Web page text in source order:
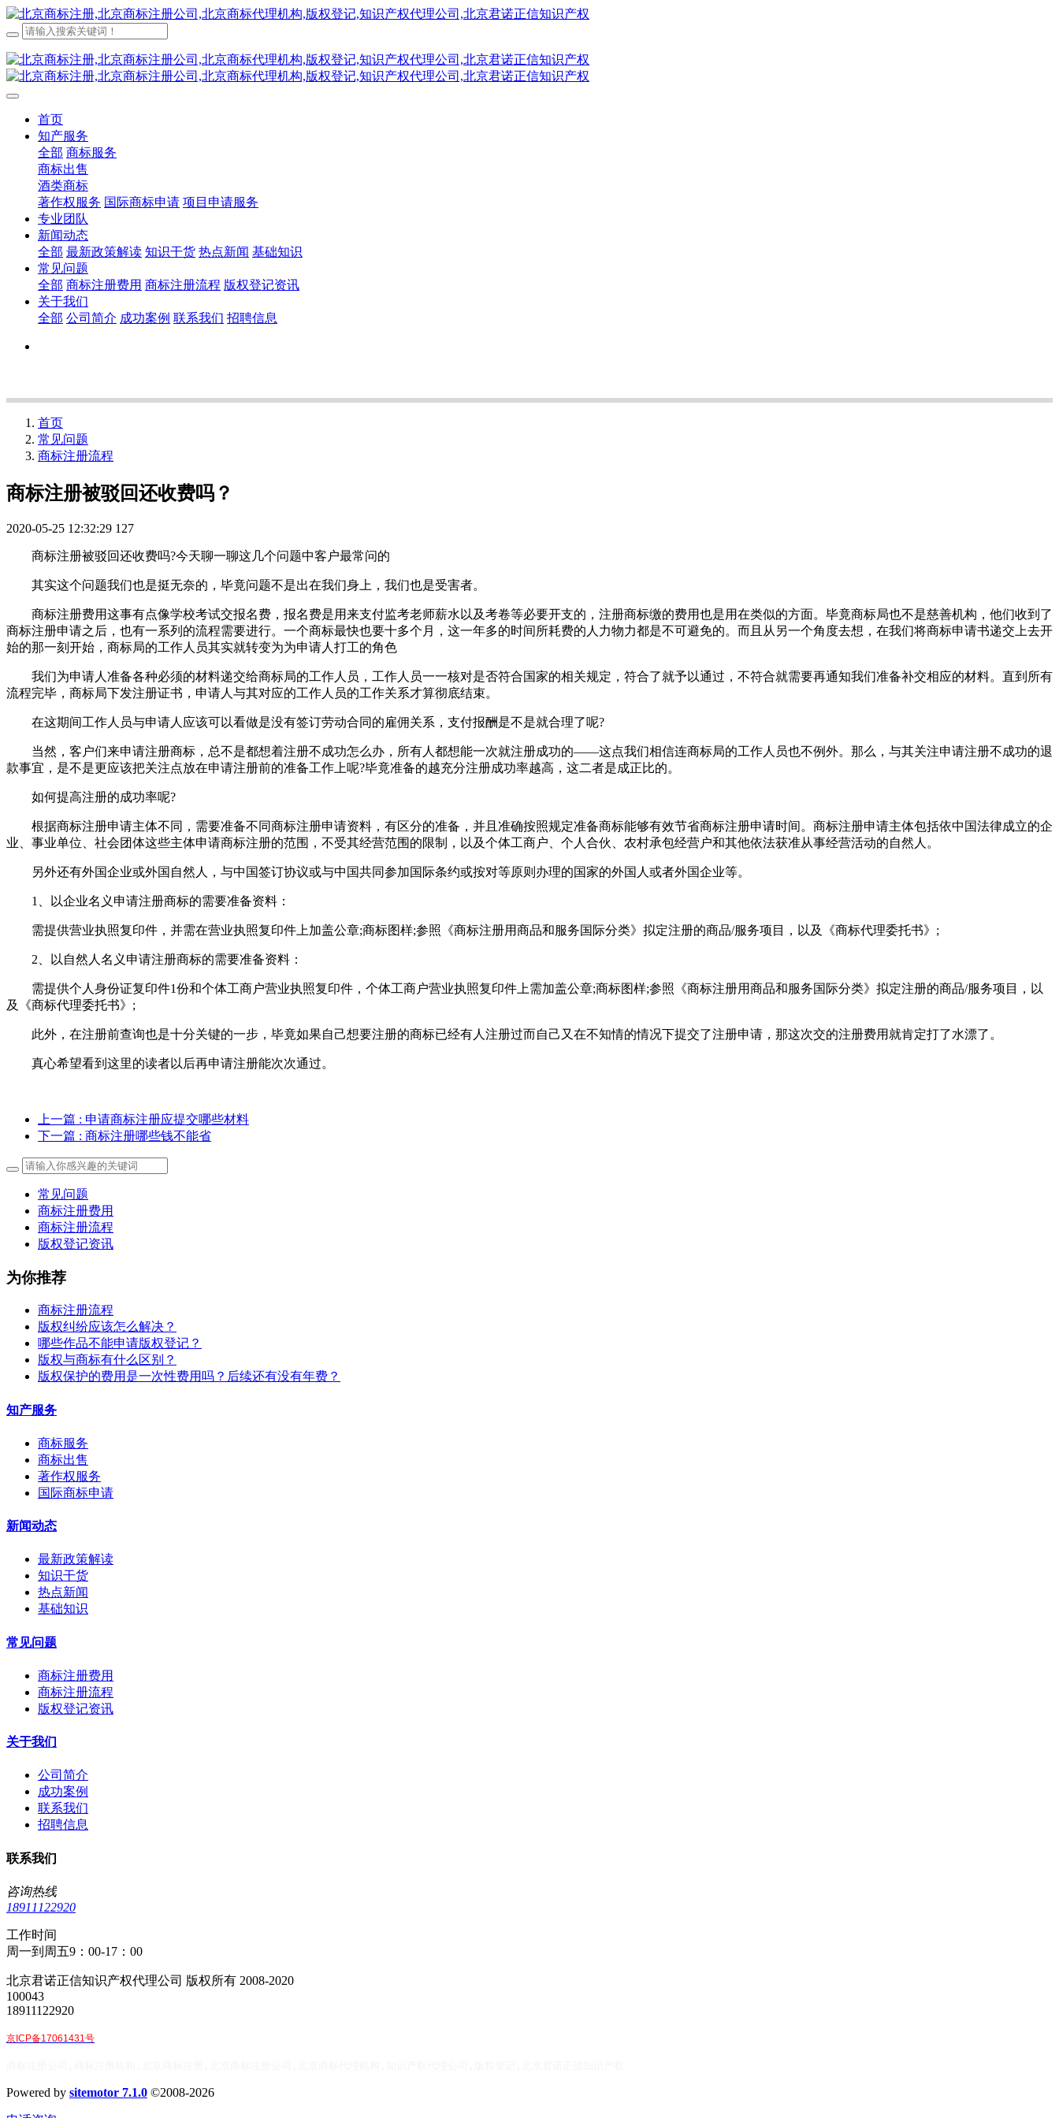
首页
知产服务
全部 商标服务
商标出售
酒类商标
著作权服务 国际商标申请 项目申请服务
专业团队
新闻动态
全部 最新政策解读 知识干货 热点新闻 基础知识
常见问题
全部 商标注册费用 商标注册流程 版权登记资讯
关于我们
全部 公司简介 成功案例 联系我们 招聘信息
首页
常见问题
商标注册流程
商标注册被驳回还收费吗？
2020-05-25 12:32:29 127
商标注册被驳回还收费吗?今天聊一聊这几个问题中客户最常问的
其实这个问题我们也是挺无奈的，毕竟问题不是出在我们身上，我们也是受害者。
商标注册费用这事有点像学校考试交报名费，报名费是用来支付监考老师薪水以及考卷等必要开支的，注册商标缴的费用也是用在类似的方面。毕竟商标局也不是慈善机构，他们收到了
商标注册申请之后，也有一系列的流程需要进行。一个商标最快也要十多个月，这一年多的时间所耗费的人力物力都是不可避免的。而且从另一个角度去想，在我们将商标申请书递交上去开
始的那一刻开始，商标局的工作人员其实就转变为为申请人打工的角色
我们为申请人准备各种必须的材料递交给商标局的工作人员，工作人员一一核对是否符合国家的相关规定，符合了就予以通过，不符合就需要再通知我们准备补交相应的材料。直到所有
流程完毕，商标局下发注册证书，申请人与其对应的工作人员的工作关系才算彻底结束。
在这期间工作人员与申请人应该可以看做是没有签订劳动合同的雇佣关系，支付报酬是不是就合理了呢?
当然，客户们来申请注册商标，总不是都想着注册不成功怎么办，所有人都想能一次就注册成功的——这点我们相信连商标局的工作人员也不例外。那么，与其关注申请注册不成功的退
款事宜，是不是更应该把关注点放在申请注册前的准备工作上呢?毕竟准备的越充分注册成功率越高，这二者是成正比的。
如何提高注册的成功率呢?
根据商标注册申请主体不同，需要准备不同商标注册申请资料，有区分的准备，并且准确按照规定准备商标能够有效节省商标注册申请时间。商标注册申请主体包括依中国法律成立的企
业、事业单位、社会团体这些主体申请商标注册的范围，不受其经营范围的限制，以及个体工商户、个人合伙、农村承包经营户和其他依法获准从事经营活动的自然人。
另外还有外国企业或外国自然人，与中国签订协议或与中国共同参加国际条约或按对等原则办理的国家的外国人或者外国企业等。
1、以企业名义申请注册商标的需要准备资料：
需提供营业执照复印件，并需在营业执照复印件上加盖公章;商标图样;参照《商标注册用商品和服务国际分类》拟定注册的商品/服务项目，以及《商标代理委托书》;
2、以自然人名义申请注册商标的需要准备资料：
需提供个人身份证复印件1份和个体工商户营业执照复印件，个体工商户营业执照复印件上需加盖公章;商标图样;参照《商标注册用商品和服务国际分类》拟定注册的商品/服务项目，以
及《商标代理委托书》;
此外，在注册前查询也是十分关键的一步，毕竟如果自己想要注册的商标已经有人注册过而自己又在不知情的情况下提交了注册申请，那这次交的注册费用就肯定打了水漂了。
真心希望看到这里的读者以后再申请注册能次次通过。
上一篇 : 申请商标注册应提交哪些材料
下一篇 : 商标注册哪些钱不能省
常见问题
商标注册费用
商标注册流程
版权登记资讯
为你推荐
商标注册流程
版权纠纷应该怎么解决？
哪些作品不能申请版权登记？
版权与商标有什么区别？
版权保护的费用是一次性费用吗？后续还有没有年费？
知产服务
商标服务
商标出售
著作权服务
国际商标申请
新闻动态
最新政策解读
知识干货
热点新闻
基础知识
常见问题
商标注册费用
商标注册流程
版权登记资讯
关于我们
公司简介
成功案例
联系我们
招聘信息
联系我们
咨询热线
18911122920
工作时间
周一到周五9：00-17：00
北京君诺正信知识产权代理公司 版权所有 2008-2020
100043
18911122920
京ICP备17061431号
Powered by sitemotor 7.1.0 ©2008-2026